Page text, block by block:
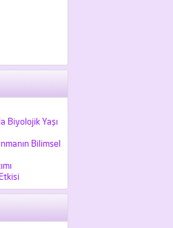
Biyolojik Yaşı
Bilimsel